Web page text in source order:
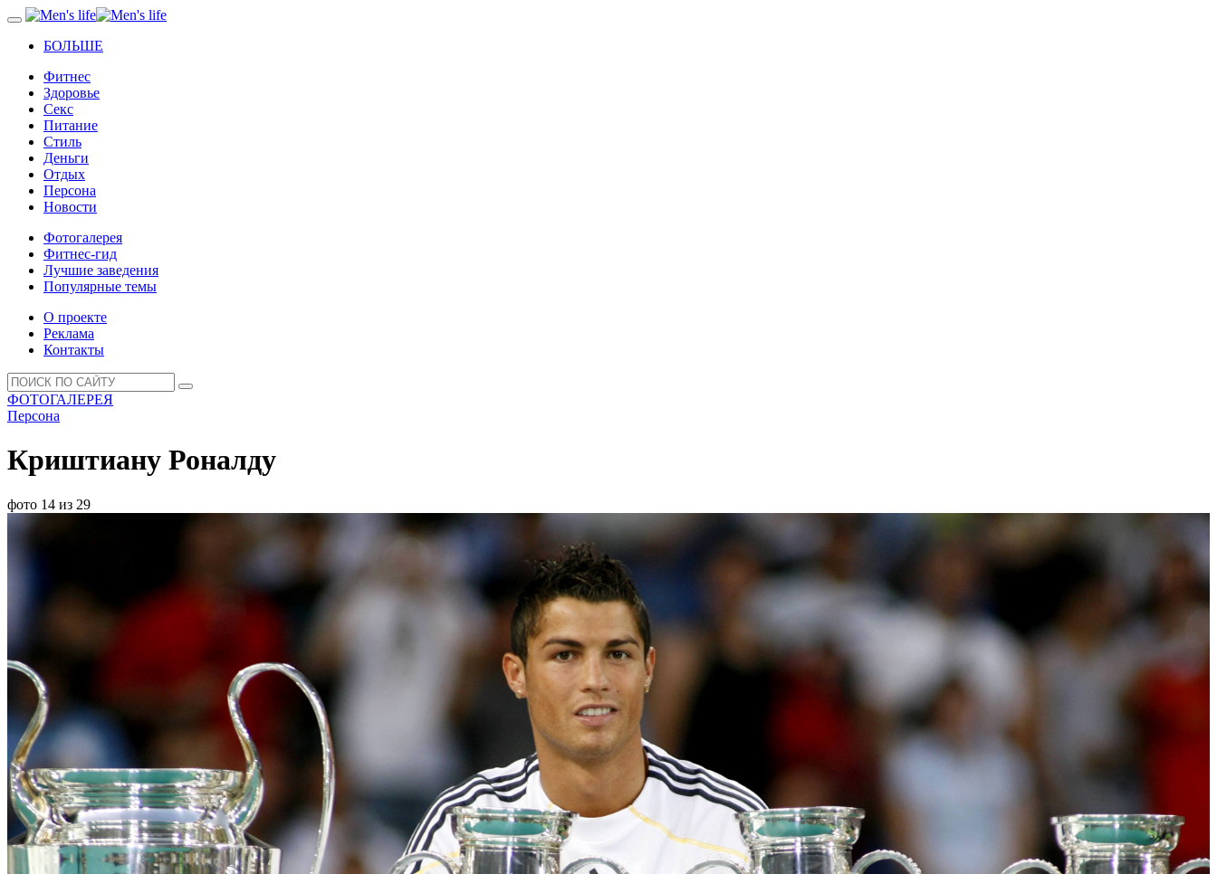
БОЛЬШЕ
Фитнес
Здоровье
Секс
Питание
Стиль
Деньги
Отдых
Персона
Новости
Фотогалерея
Фитнес-гид
Лучшие заведения
Популярные темы
О проекте
Реклама
Контакты
ФОТОГАЛЕРЕЯ
Персона
Криштиану Роналду
фото 14 из 29